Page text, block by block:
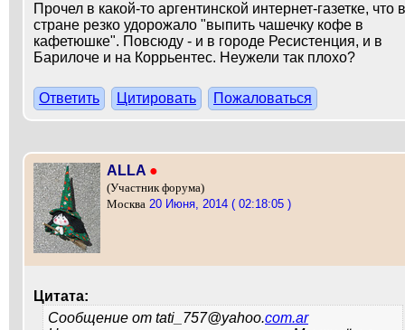
Прочел в какой-то аргентинской интернет-газетке, что в
стране резко удорожало "выпить чашечку кофе в
кафетюшке". Повсюду - и в городе Ресистенция, и в
Барилоче и на Коррьентес. Неужели так плохо?
Ответить Цитировать Пожаловаться
ALLA ●
(Участник форума)
Москва 20 Июня, 2014 ( 02:18:05 )
Цитата:
Сообщение от tati_757@yahoo.com.ar